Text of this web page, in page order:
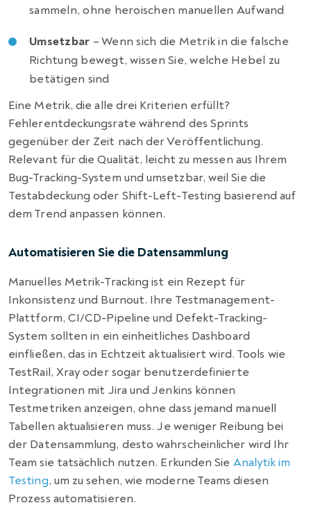
sammeln, ohne heroischen manuellen Aufwand
Umsetzbar – Wenn sich die Metrik in die falsche
Richtung bewegt, wissen Sie, welche Hebel zu
betätigen sind
Eine Metrik, die alle drei Kriterien erfüllt?
Fehlerentdeckungsrate während des Sprints
gegenüber der Zeit nach der Veröffentlichung.
Relevant für die Qualität, leicht zu messen aus Ihrem
Bug-Tracking-System und umsetzbar, weil Sie die
Testabdeckung oder Shift-Left-Testing basierend auf
dem Trend anpassen können.
Automatisieren Sie die Datensammlung
Manuelles Metrik-Tracking ist ein Rezept für
Inkonsistenz und Burnout. Ihre Testmanagement-
Plattform, CI/CD-Pipeline und Defekt-Tracking-
System sollten in ein einheitliches Dashboard
einfließen, das in Echtzeit aktualisiert wird. Tools wie
TestRail, Xray oder sogar benutzerdefinierte
Integrationen mit Jira und Jenkins können
Testmetriken anzeigen, ohne dass jemand manuell
Tabellen aktualisieren muss. Je weniger Reibung bei
der Datensammlung, desto wahrscheinlicher wird Ihr
Team sie tatsächlich nutzen. Erkunden Sie Analytik im
Testing, um zu sehen, wie moderne Teams diesen
Prozess automatisieren.